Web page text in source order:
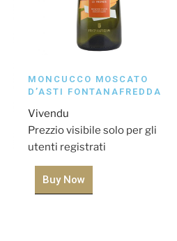
MONCUCCO MOSCATO
D’ASTI FONTANAFREDDA
Vivendu
Prezzio visibile solo per gli
utenti registrati
Buy Now